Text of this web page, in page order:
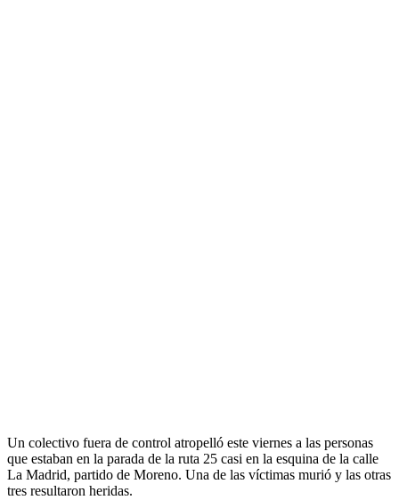
Un colectivo fuera de control atropelló este viernes a las personas
que estaban en la parada de la ruta 25 casi en la esquina de la calle
La Madrid, partido de Moreno. Una de las víctimas murió y las otras
tres resultaron heridas.